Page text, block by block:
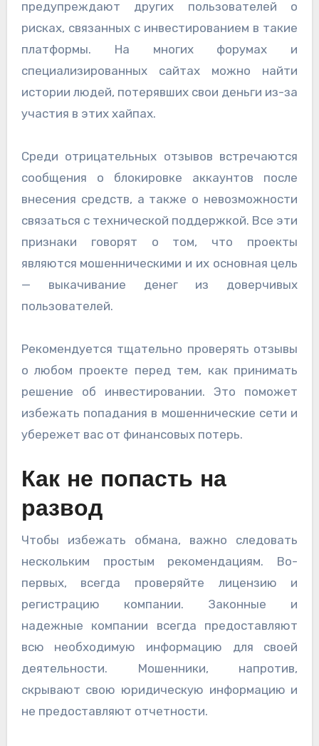
предупреждают других пользователей о
рисках, связанных с инвестированием в такие
платформы. На многих форумах и
специализированных сайтах можно найти
истории людей, потерявших свои деньги из-за
участия в этих хайпах.
Среди отрицательных отзывов встречаются
сообщения о блокировке аккаунтов после
внесения средств, а также о невозможности
связаться с технической поддержкой. Все эти
признаки говорят о том, что проекты
являются мошенническими и их основная цель
— выкачивание денег из доверчивых
пользователей.
Рекомендуется тщательно проверять отзывы
о любом проекте перед тем, как принимать
решение об инвестировании. Это поможет
избежать попадания в мошеннические сети и
убережет вас от финансовых потерь.
Как не попасть на
развод
Чтобы избежать обмана, важно следовать
нескольким простым рекомендациям. Во-
первых, всегда проверяйте лицензию и
регистрацию компании. Законные и
надежные компании всегда предоставляют
всю необходимую информацию для своей
деятельности. Мошенники, напротив,
скрывают свою юридическую информацию и
не предоставляют отчетности.